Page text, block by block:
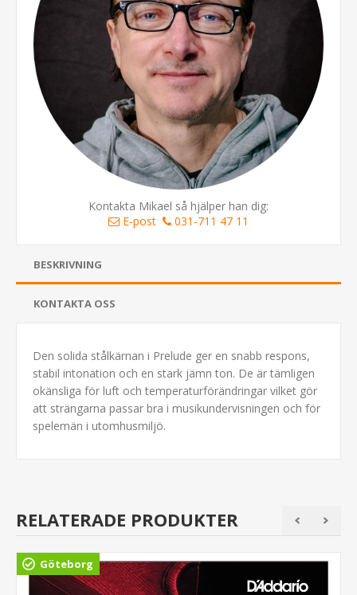
Kontakta Mikael så hjälper han dig:
E-post
031-711 47 11
BESKRIVNING
KONTAKTA OSS
Den solida stålkärnan i Prelude ger en snabb respons,
stabil intonation och en stark jämn ton. De är tämligen
okänsliga för luft och temperaturförändringar vilket gör
att strängarna passar bra i musikundervisningen och för
spelemän i utomhusmiljö.
RELATERADE PRODUKTER
Göteborg